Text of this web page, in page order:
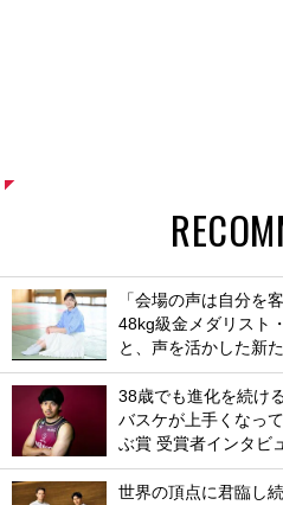
「会場の声は自分を
48kg級金メダリスト
と、声を活かした新
38歳でも進化を続け
バスケが上手くなっ
ぶ賞 受賞者インタビ
世界の頂点に君臨し